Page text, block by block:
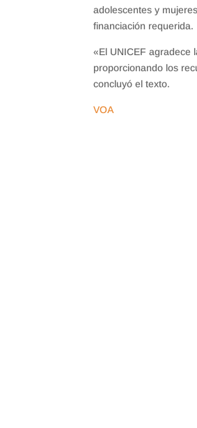
adolescentes y
financiación requerida.
«El UNICEF agradece
proporcionando los
concluyó el texto.
VOA